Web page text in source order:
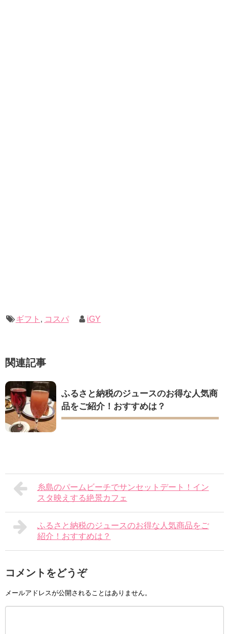
ギフト , コスパ iGY
関連記事
ふるさと納税のジュースのお得な人気商
品をご紹介！おすすめは？
糸島のパームビーチでサンセットデート！イン
スタ映えする絶景カフェ
ふるさと納税のジュースのお得な人気商品をご
紹介！おすすめは？
コメントをどうぞ
メールアドレスが公開されることはありません。